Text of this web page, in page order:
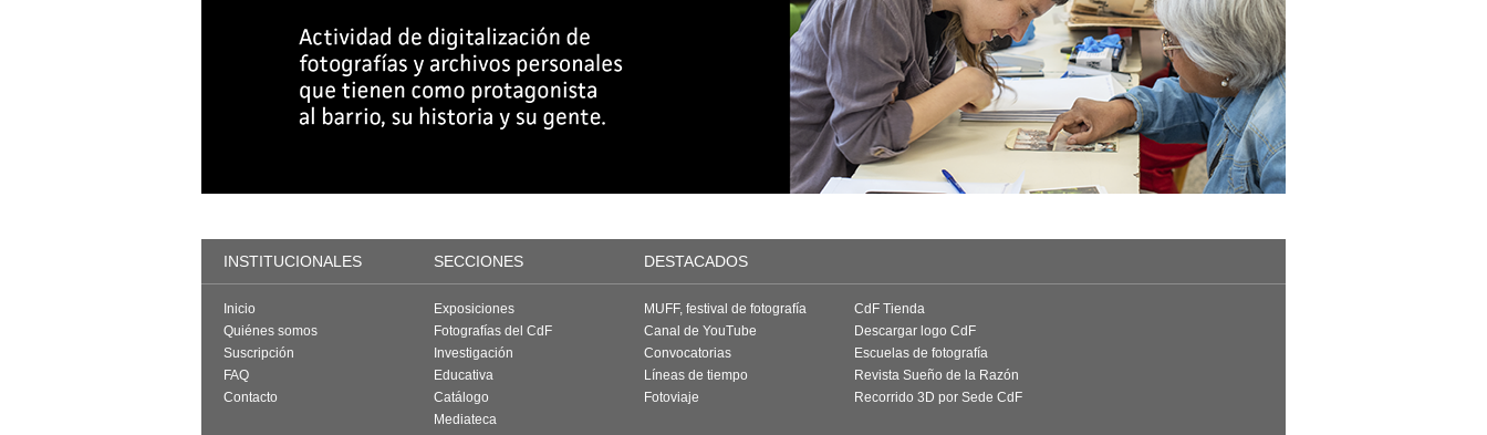
INSTITUCIONALES SECCIONES DESTACADOS
Inicio
Quiénes somos
Suscripción
FAQ
Contacto
Exposiciones
Fotografías del CdF
Investigación
Educativa
Catálogo
Mediateca
MUFF, festival de fotografía
Canal de YouTube
Convocatorias
Líneas de tiempo
Fotoviaje
CdF Tienda
Descargar logo CdF
Escuelas de fotografía
Revista Sueño de la Razón
Recorrido 3D por Sede CdF